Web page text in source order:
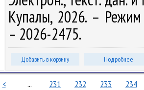
Купалы, 2026. –
– 2026-2475.
Добавить в корзину Подробнее
< ... 231 232 233 234